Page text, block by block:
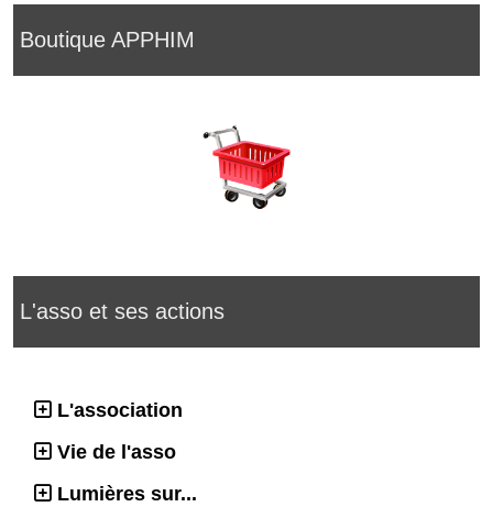
Boutique APPHIM
L'asso et ses actions
L'association
Vie de l'asso
Lumières sur...